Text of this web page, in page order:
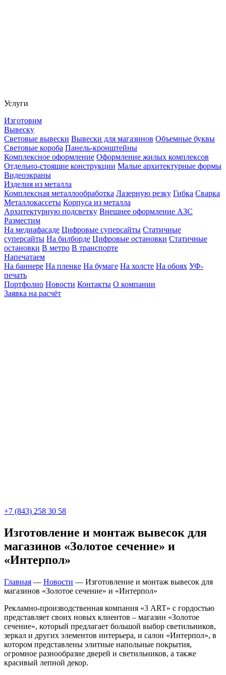
Услуги
Изготовим
Вывеску
Световые вывески Вывески для магазинов Объемные буквы
Световые короба Панель-кронштейны
Комплексное оформление Оформление жилых комплексов
Отдельно-стоящие конструкции Малые архитектурные формы
Видеоэкраны
Изделия из металла
Комплексная металлообработка Лазерную резку Гибка Сварка
Металлокассеты Корпуса из металла
Архитектурную подсветку Внешнее оформление АЗС
Разместим
На медиафасаде Цифровые суперсайты Статичные
суперсайты На билборде Цифровые остановки Статичные
остановки В метро В транспорте
Напечатаем
На баннере На пленке На бумаге На холсте На обоях УФ-
печать
Портфолио Новости Контакты О компании
Заявка на расчёт
+7 (843) 258 30 58
Изготовление и монтаж вывесок для
магазинов «Золотое сечение» и
«Интерпол»
Главная — Новости — Изготовление и монтаж вывесок для
магазинов «Золотое сечение» и «Интерпол»
Рекламно-производственная компания «3 ART» с гордостью
представляет своих новых клиентов – магазин «Золотое
сечение», который предлагает большой выбор светильников,
зеркал и других элементов интерьера, и салон «Интерпол», в
котором представлены элитные напольные покрытия,
огромное разнообразие дверей и светильников, а также
красивый лепной декор.